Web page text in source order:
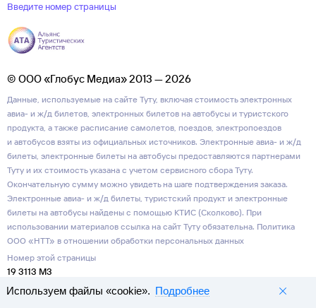
Введите номер страницы
© ООО «Глобус Медиа» 2013 — 2026
Данные, используемые на сайте Туту, включая стоимость электронных
авиа- и ж/д билетов, электронных билетов на автобусы и туристского
продукта, а также расписание самолетов, поездов, электропоездов
и автобусов взяты из официальных источников. Электронные авиа- и ж/д
билеты, электронные билеты на автобусы предоставляются партнерами
Туту и их стоимость указана с учетом сервисного сбора Туту.
Окончательную сумму можно увидеть на шаге подтверждения заказа.
Электронные авиа- и ж/д билеты, туристский продукт и электронные
билеты на автобусы найдены с помощью КТИС (Сколково). При
использовании материалов ссылка на сайт Туту обязательна. Политика
ООО «НТТ» в отношении обработки персональных данных
Номер этой страницы
19 3113 M3
Используем файлы «cookie». Подробнее